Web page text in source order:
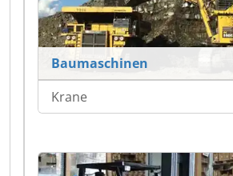
Baumaschinen
Krane